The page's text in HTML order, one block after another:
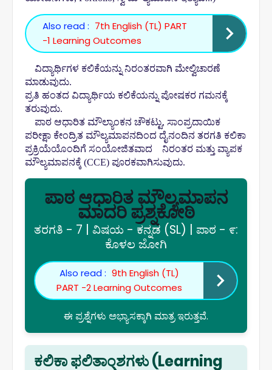
Also read : 7th English (TL) PART
-1 Learning Outcomes
ವಿದ್ಯಾರ್ಥಿಗಳ ಕಲಿಕೆಯನ್ನು ನಿರಂತರವಾಗಿ ಮೇಲ್ವಿಚಾರಣೆ
ಮಾಡುವುದು.
ಪ್ರತಿ ಹಂತದ ವಿದ್ಯಾರ್ಥಿಯ ಕಲಿಕೆಯನ್ನು ಪೋಷಕರ ಗಮನಕ್ಕೆ
ತರುವುದು.
ಪಾಠ ಆಧಾರಿತ ಮೌಲ್ಯಾಂಕನ ಚೌಕಟ್ಟು, ಸಾಂಪ್ರದಾಯಿಕ
ಪರೀಕ್ಷಾ ಕೇಂದ್ರಿತ ಮೌಲ್ಯಮಾಪನದಿಂದ ದೈನಂದಿನ ತರಗತಿ ಕಲಿಕಾ
ಪ್ರಕ್ರಿಯೆಯೊಂದಿಗೆ ಸಂಯೋಜಿತವಾದ
ನಿರಂತರ ಮತ್ತು ವ್ಯಾಪಕ
ಮೌಲ್ಯಮಾಪನಕ್ಕೆ (CCE) ಪೂರಕವಾಗಿಸುವುದು.
ಪಾಠ ಆಧಾರಿತ ಮೌಲ್ಯಮಾಪನ
ಮಾದರಿ ಪ್ರಶ್ನಕೋಠಿ
ತರಗತಿ - 7 | ವಿಷಯ - ಕನ್ನಡ (SL) | ಪಾಠ - ೯:
ಕೊಳಲ ಜೋಗಿ
Also read : 9th English (TL)
PART -2 Learning Outcomes
ಈ ಪ್ರಶ್ನೆಗಳು ಅಭ್ಯಾಸಕ್ಕಾಗಿ ಮಾತ್ರ ಇರುತ್ತವೆ.
ಕಲಿಕಾ ಫಲಿತಾಂಶಗಳು (Learning